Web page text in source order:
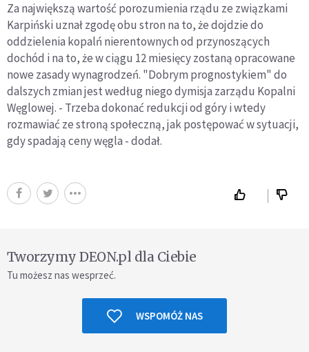
Za największą wartość porozumienia rządu ze związkami
Karpiński uznał zgodę obu stron na to, że dojdzie do
oddzielenia kopalń nierentownych od przynoszących
dochód i na to, że w ciągu 12 miesięcy zostaną opracowane
nowe zasady wynagrodzeń. "Dobrym prognostykiem" do
dalszych zmian jest według niego dymisja zarządu Kopalni
Węglowej. - Trzeba dokonać redukcji od góry i wtedy
rozmawiać ze stroną społeczną, jak postępować w sytuacji,
gdy spadają ceny węgla - dodał.
Tworzymy DEON.pl dla Ciebie
Tu możesz nas wesprzeć.
WSPOMÓŻ NAS